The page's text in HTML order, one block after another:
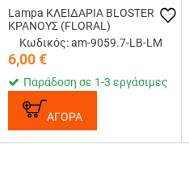
Lampa ΚΛΕΙΔΑΡΙΑ BLOSTER
ΚΡΑΝΟΥΣ (FLORAL)
Κωδικός: am-9059.7-LB-LM
6,00€
Παράδοση σε 1-3 εργάσιμες
ΑΓΟΡΑ